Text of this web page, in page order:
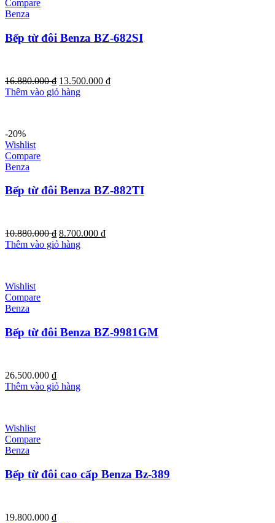
Compare
Benza
Bếp từ đôi Benza BZ-682SI
16.880.000₫ Giá
gốc
13.500.000 ₫Giá
Thêm vào giỏ hàng
-20%
Wishlist
Compare
Benza
Bếp từ đôi Benza BZ-882TI
10.880.000₫ Giá
gốc
8.700.000 ₫Giá
Thêm vào giỏ hàng
Wishlist
Compare
Benza
Bếp từ đôi Benza BZ-9981GM
26.500.000 ₫
Thêm vào giỏ hàng
Wishlist
Compare
Benza
Bếp từ đôi cao cấp Benza Bz-389
19.800.000 ₫